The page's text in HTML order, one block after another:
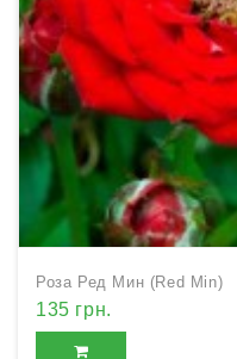
Роза Ред Мин (Red Min)
135 грн.